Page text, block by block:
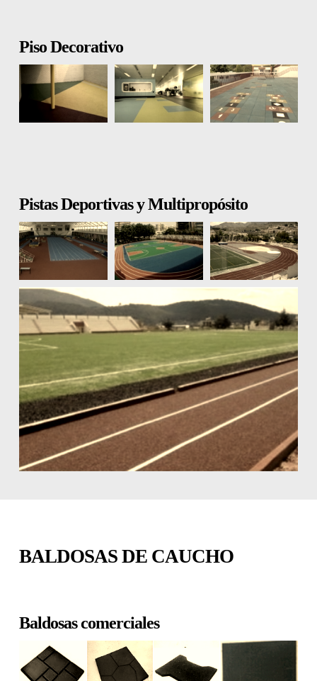
Piso Decorativo
Pistas Deportivas y Multipropósito
BALDOSAS DE CAUCHO
Baldosas comerciales